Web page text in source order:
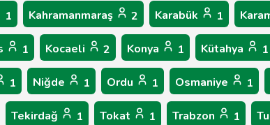
1 Kahramanmaraş 2 Karabük 1
1 Kocaeli 2 Konya 1 Kütahya 1
1 Niğde 1 Ordu 1 Osmaniye 1
Tekirdağ 1 Tokat 1 Trabzon 1